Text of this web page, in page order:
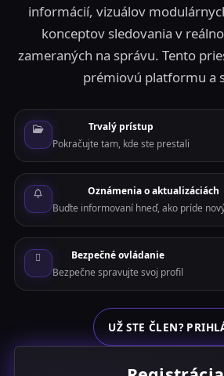
informácií, vizuálov
konceptov sledovania v
zameraných na správu. Tento
prémiovú platformu a
Trvalý prístup
Pokračujte tam, kde ste prestali
Oznámenia o aktualizáciách
Buďte informovaní hneď, ako príde
Bezpečné ovládanie
Bezpečne spravujte svoj profil
UŽ STE ČLEN?